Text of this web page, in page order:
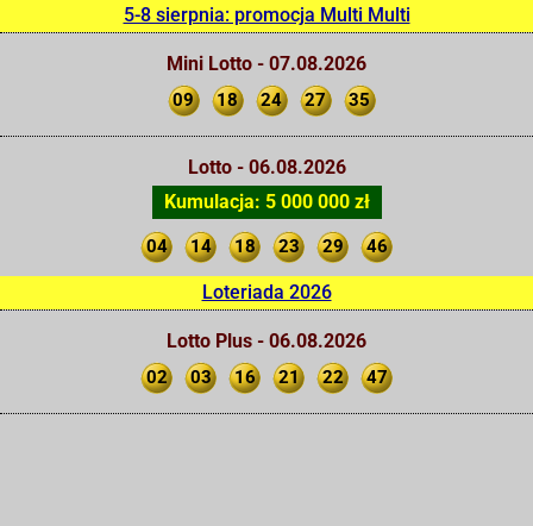
5-8 sierpnia: promocja Multi Multi
Mini Lotto - 07.08.2026
09 18 24 27 35
Lotto - 06.08.2026
Kumulacja: 5 000 000 zł
04 14 18 23 29 46
Loteriada 2026
Lotto Plus - 06.08.2026
02 03 16 21 22 47